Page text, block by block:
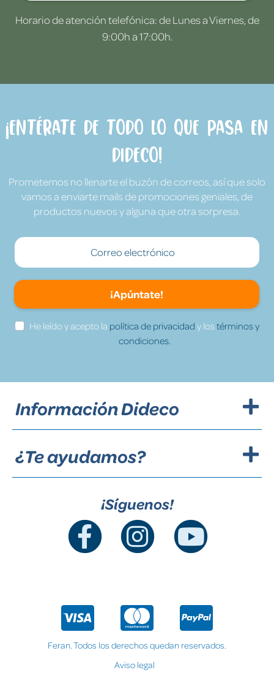
Horario de atención telefónica: de Lunes a Viernes, de
9:00h a 17:00h.
¡Entérate de todo lo que pasa en
Dideco!
Prometemos no llenarte el buzón de correos, así que solo
vamos a enviarte mails de promociones geniales, de
productos nuevos y alguna que otra sorpresa.
¡Apúntate!
He leído y acepto la política de privacidad y lostérminos y
condiciones.
Información Dideco
¿Te ayudamos?
¡Síguenos!
Feran. Todos los derechos quedan reservados.
Aviso legal